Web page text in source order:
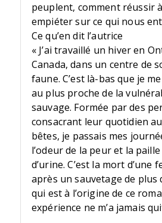
peuplent, comment réussir
empiéter sur ce qui nous
Ce qu’en dit l’autrice
« J’ai travaillé un hiver en
Canada, dans un centre de
faune. C’est là-bas que je
au plus proche de la
sauvage. Formée par des
consacrant leur quotidien
bêtes, je passais mes
l’odeur de la peur et la
d’urine. C’est la mort d’une
après un sauvetage de plus
qui est à l’origine de ce
expérience ne m’a jamais